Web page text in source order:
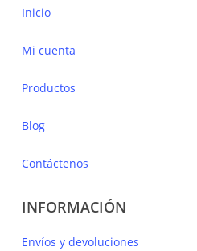
Inicio
Mi cuenta
Productos
Blog
Contáctenos
INFORMACIÓN
Envíos y devoluciones